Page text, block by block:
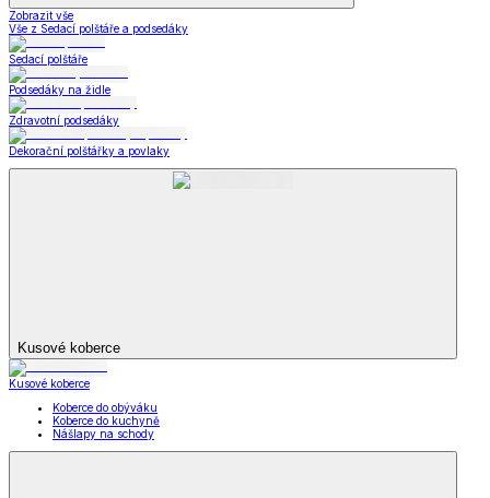
Zobrazit vše
Vše z Sedací polštáře a podsedáky
Sedací polštáře
Podsedáky na židle
Zdravotní podsedáky
Dekorační polštářky a povlaky
Kusové koberce
Kusové koberce
Koberce do obýváku
Koberce do kuchyně
Nášlapy na schody